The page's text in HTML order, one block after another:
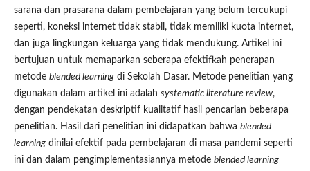
sarana dan prasarana dalam pembelajaran yang belum tercukupi
seperti, koneksi internet tidak stabil, tidak memiliki kuota internet,
dan juga lingkungan keluarga yang tidak mendukung. Artikel ini
bertujuan untuk memaparkan seberapa efektifkah penerapan
metode blended learningdi Sekolah Dasar. Metode penelitian yang
digunakan dalam artikel ini adalah systematic literature review,
dengan pendekatan deskriptif kualitatif hasil pencarian beberapa
penelitian. Hasil dari penelitian ini didapatkan bahwa blended
learningdinilai efektif pada pembelajaran di masa pandemi seperti
ini dan dalam pengimplementasiannya metode blended learning